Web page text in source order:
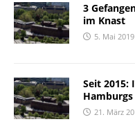
3
im Knast
5. Mai 2019
Seit 2015:
21. März